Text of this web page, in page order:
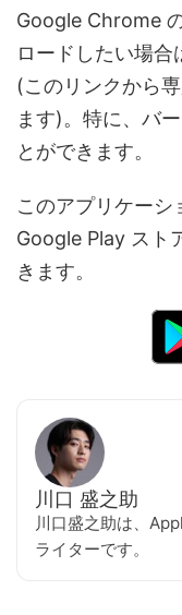
Google Chrome
ロードしたい場
(このリンクから
ます)。特に、バ
とができます。
このアプリケーシ
Google Play スト
きます。
川口 盛之助
川口盛之助は、
ライターです。